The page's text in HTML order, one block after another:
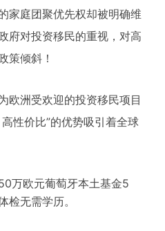
家庭团聚优先权却被明确维
府对投资移民的重视，对高
策倾斜！
欧洲受欢迎的投资移民项目
性价比”的优势吸引着全球
万欧元葡萄牙本土基金5
检无需学历。